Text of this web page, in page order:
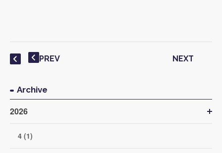
PREV NEXT
Archive
2026
4 (1)